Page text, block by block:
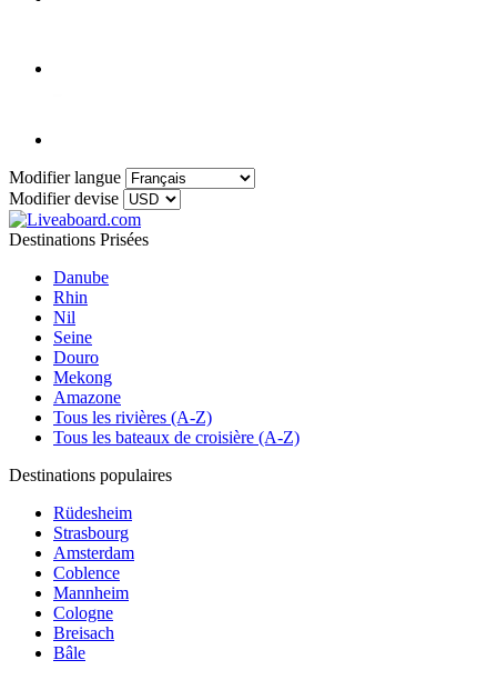
Modifier langue
Modifier devise
Destinations Prisées
Danube
Rhin
Nil
Seine
Douro
Mekong
Amazone
Tous les rivières (A-Z)
Tous les bateaux de croisière (A-Z)
Destinations populaires
Rüdesheim
Strasbourg
Amsterdam
Coblence
Mannheim
Cologne
Breisach
Bâle